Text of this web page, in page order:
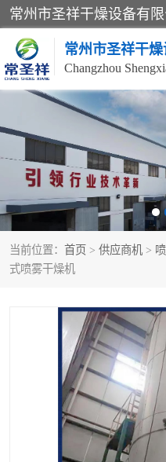
常州市圣祥干
当前位置： 首页 > 供应商机 >
式喷雾干燥机
单锥真空干燥机
气流干燥机
干燥机
桨叶干燥机
粗粉碎机
单锥螺带真空干燥机
方形圆形真空干燥机
热风循环烘箱